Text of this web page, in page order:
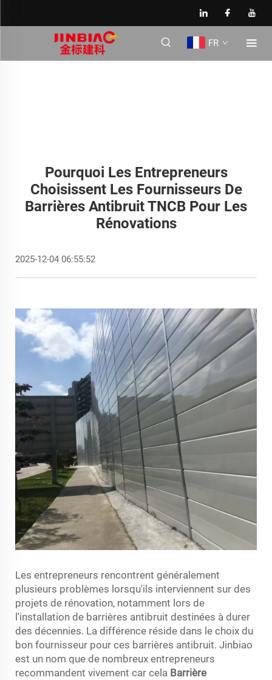
FR
Pourquoi Les Entrepreneurs
Choisissent Les Fournisseurs De
Barrières Antibruit TNCB Pour Les
Rénovations
2025-12-04 06:55:52
Les entrepreneurs rencontrent généralement
plusieurs problèmes lorsqu'ils interviennent sur des
projets de rénovation, notamment lors de
l'installation de barrières antibruit destinées à durer
des décennies. La différence réside dans le choix du
bon fournisseur pour ces barrières antibruit. Jinbiao
est un nom que de nombreux entrepreneurs
recommandent vivement car cela Barrière